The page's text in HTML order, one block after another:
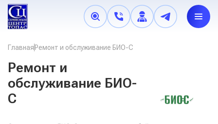
50-78
Главная Ремонт и обслуживание БИО-С
Ремонт и
обслуживание БИО-
С